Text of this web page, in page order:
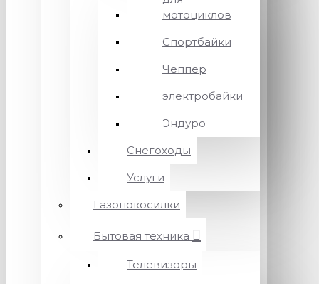
мотоциклов
Спортбайки
Чеппер
электробайки
Эндуро
Снегоходы
Услуги
Газонокосилки
Бытовая техника
Телевизоры